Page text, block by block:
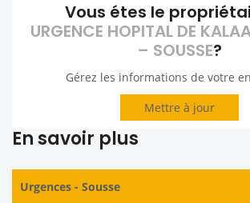
Vous étes le
URGENCE HOPITAL DE
– SOUSSE?
Gérez les informations de votre
Mettre à jour
En savoir plus
Urgences - Sousse